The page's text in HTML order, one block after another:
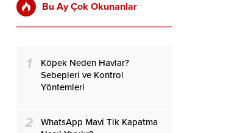
Bu Ay Çok Okunanlar
1
Köpek Neden Havlar?
Sebepleri ve Kontrol
Yöntemleri
2
WhatsApp Mavi Tik Kapatma